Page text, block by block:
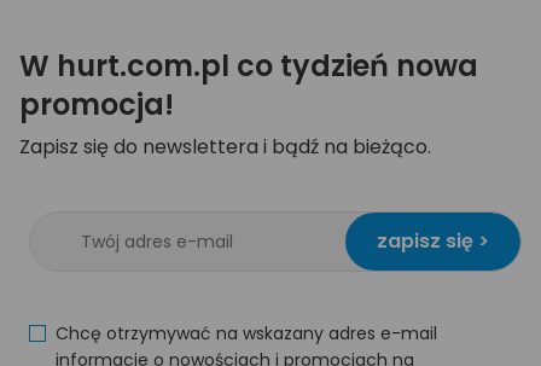
W hurt.com.pl co tydzień nowa
promocja!
Zapisz się do newslettera i bądź na bieżąco.
zapisz się >
Chcę otrzymywać na wskazany adres e-mail
informacje o nowościach i promocjach na